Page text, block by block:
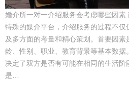
婚介所一对一介绍服务会考虑哪些因
特殊的媒介平台，介绍服务的过程不
及多方面的考量和精心策划。首要因
龄、性别、职业、教育背景等基本数
决定了双方是否有可能在相同的生活
是…